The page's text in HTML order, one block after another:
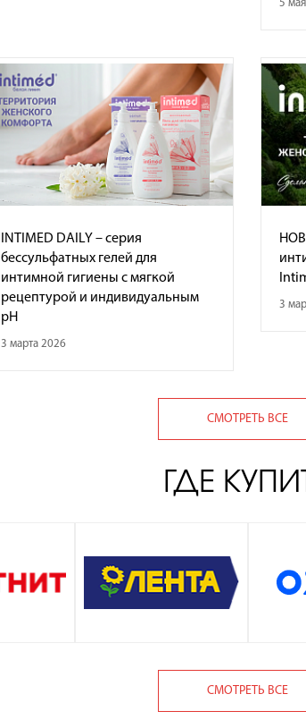
5
INTIMED DAILY – серия
бессульфатных гелей для
интимной гигиены с мягкой
рецептурой и индивидуальным
pH
3 марта 2026
3
СМОТРЕТЬ ВСЕ
ГДЕ
СМОТРЕТЬ ВСЕ